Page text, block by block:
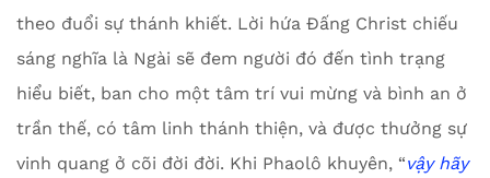
theo đuổi sự thánh khiết. Lời hứa Đấng Christ chiếu
sáng nghĩa là Ngài sẽ đem người đó đến tình trạng
hiểu biết, ban cho một tâm trí vui mừng và bình an ở
trần thế, có tâm linh thánh thiện, và được thưởng sự
vinh quang ở cõi đời đời. Khi Phaolô khuyên, “vậy hãy